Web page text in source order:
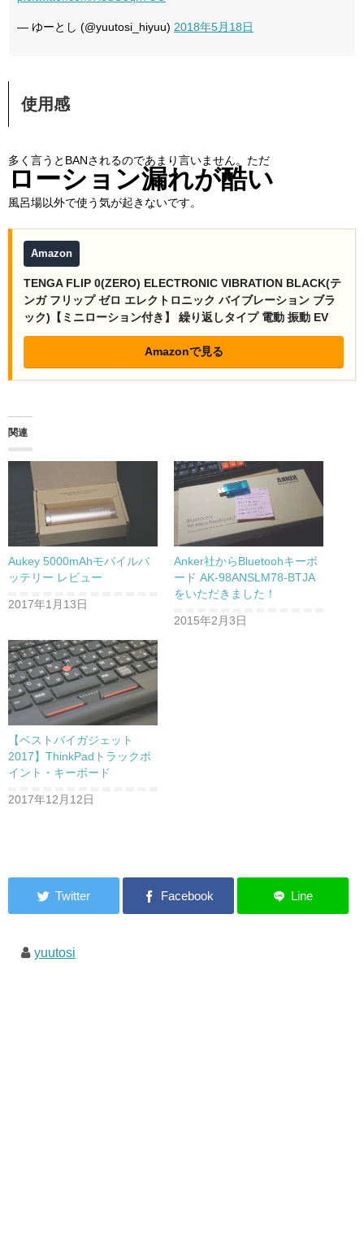
— ゆーとし (@yuutosi_hiyuu) 2018年5月18日
使用感
多く言うとBANされるのであまり言いません。ただ
ローション漏れが酷い
風呂場以外で使う気が起きないです。
Amazon
TENGA FLIP 0(ZERO) ELECTRONIC VIBRATION BLACK(テ
ンガ フリップ ゼロ エレクトロニック バイブレーション ブラ
ック)【ミニローション付き】 繰り返しタイプ 電動 振動 EV
Amazonで見る
関連
Aukey 5000mAhモバイルバ
ッテリー レビュー
2017年1月13日
Anker社からBluetoohキーボ
ード AK-98ANSLM78-BTJA
をいただきました！
2015年2月3日
【ベストバイガジェット
2017】ThinkPadトラックポ
イント・キーボード
2017年12月12日
yuutosi